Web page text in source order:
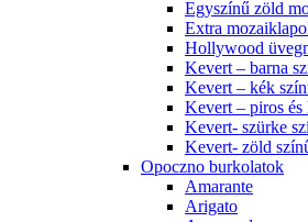
Egyszínű zöld
Extra
Hollywood
Kevert – barna
Kevert – kék
Kevert – piros
Kevert- szürke
Kevert- zöld
Opoczno burkolatok
Amarante
Arigato